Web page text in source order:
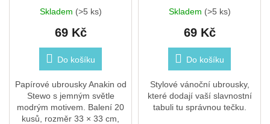
Skladem (>5 ks)
69 Kč
Do košíku
Papírové ubrousky Anakin od
Stewo s jemným světle
modrým motivem. Balení 20
kusů, rozměr 33 × 33 cm,
Skladem (>5 ks)
69 Kč
Do košíku
Stylové vánoční ubrousky,
které dodají vaší slavnostní
tabuli tu správnou tečku.